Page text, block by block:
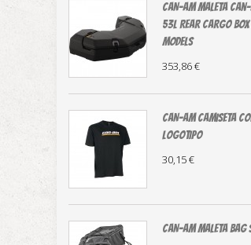
CAN-AM MALETA
53L Rear Cargo
Models
353,86 €
CAN-AM CAMISETA
LOGOTIPO
30,15 €
CAN-AM MALETA BAG